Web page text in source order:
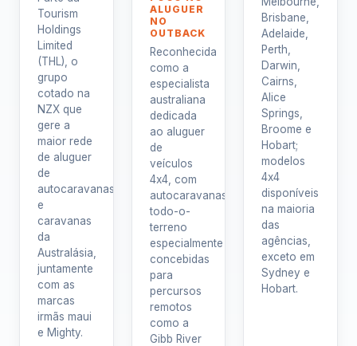
Tourism
Holdings
Limited
(THL), o
grupo
cotado na
NZX que
gere a
maior rede
de aluguer
de
autocaravanas
e
caravanas
da
Australásia,
juntamente
com as
marcas
irmãs maui
e Mighty.
ALUGUER
NO
OUTBACK
Reconhecida
como a
especialista
australiana
dedicada
ao aluguer
de
veículos
4x4, com
autocaravanas
todo-o-
terreno
especialmente
concebidas
para
percursos
remotos
como a
Gibb River
Brisbane,
Adelaide,
Perth,
Darwin,
Cairns,
Alice
Springs,
Broome e
Hobart;
modelos
4x4
disponíveis
na maioria
das
agências,
exceto em
Sydney e
Hobart.